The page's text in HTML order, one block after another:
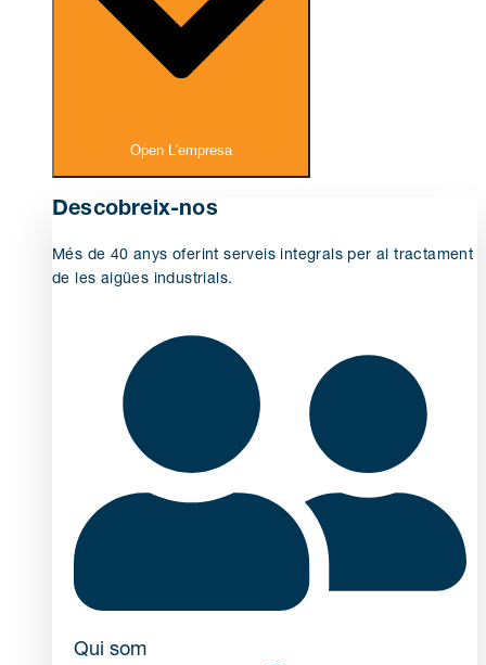
Open L'empresa
Descobreix-nos
Més de 40 anys oferint serveis integrals per al tractament
de les aigües industrials.
Qui som